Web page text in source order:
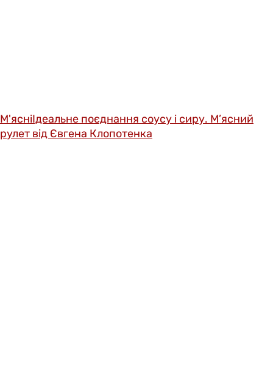
М'ясніІдеальне поєднання соусу і сиру. М’ясний
рулет від Євгена Клопотенка